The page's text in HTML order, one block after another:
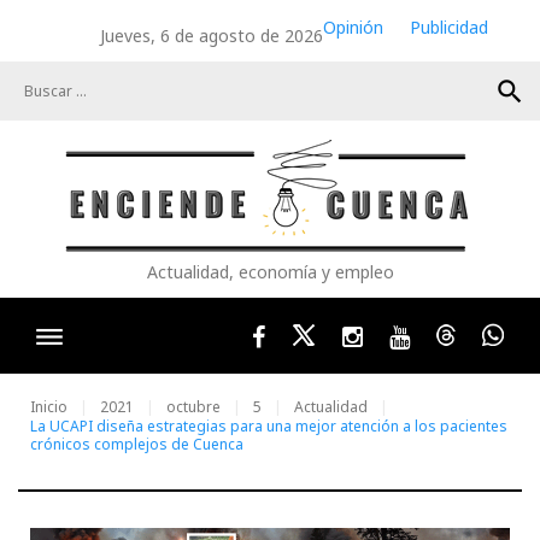
Jueves, 6 de agosto de 2026Opinión
Publicidad
search
Actualidad, economía y empleo
FacebookTwitterInstagram
YoutubeThreads
Inicio 2021 octubre 5
Actualidad
La UCAPI diseña estrategias para una mejor atención a los pacientes
crónicos complejos de Cuenca